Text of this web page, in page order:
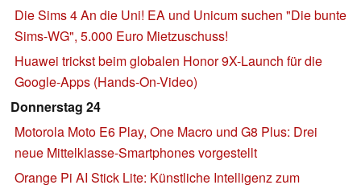
Die Sims 4 An die Uni! EA und Unicum suchen "Die bunte
Sims-WG", 5.000 Euro Mietzuschuss!
Huawei trickst beim globalen Honor 9X-Launch für die
Google-Apps (Hands-On-Video)
Donnerstag 24
Motorola Moto E6 Play, One Macro und G8 Plus: Drei
neue Mittelklasse-Smartphones vorgestellt
Orange Pi AI Stick Lite: Künstliche Intelligenz zum